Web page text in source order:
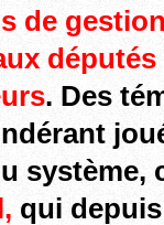
de
. Des
système,
qui